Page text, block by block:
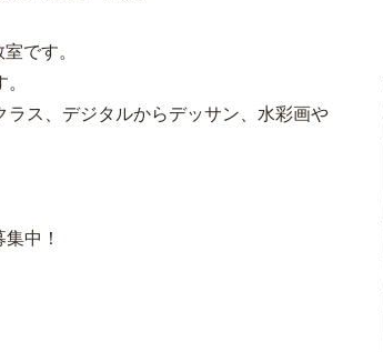
です。
ス、デジタルからデッサン、水彩画や
中！